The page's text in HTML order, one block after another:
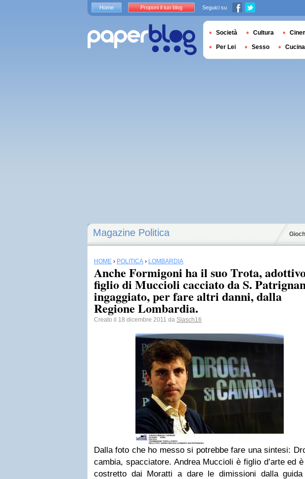
Magazine Politica
HOME › POLITICA › LOMBARDIA
Anche Formigoni ha il suo Trota,
figlio di Muccioli cacciato da S.
ingaggiato, per fare altri danni, dalla
Regione Lombardia.
Creato il 18 dicembre 2011 da Slasch16
Dalla foto che ho messo si potrebbe fare una sintesi:
cambia, spacciatore. Andrea Muccioli è figlio d’arte ed
costretto dai Moratti a dare le dimissioni dalla guida
Home Proponi il tuo blog Seguici su
Società Cultura
Per Lei Sesso Cucina